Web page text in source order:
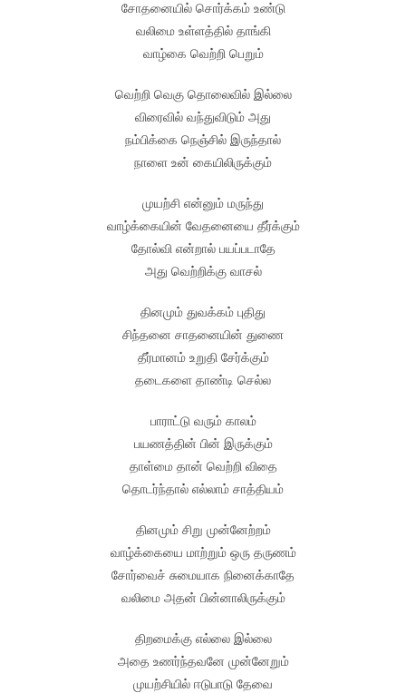
சோதனையில் சொர்க்கம் உண்டு
வலிமை உள்ளத்தில் தாங்கி
வாழ்கை வெற்றி பெறும்
வெற்றி வெகு தொலைவில் இல்லை
விரைவில் வந்துவிடும் அது
நம்பிக்கை நெஞ்சில் இருந்தால்
நாளை உன் கையிலிருக்கும்
முயற்சி என்னும் மருந்து
வாழ்க்கையின் வேதனையை தீர்க்கும்
தோல்வி என்றால் பயப்படாதே
அது வெற்றிக்கு வாசல்
தினமும் துவக்கம் புதிது
சிந்தனை சாதனையின் துணை
தீர்மானம் உறுதி சேர்க்கும்
தடைகளை தாண்டி செல்ல
பாராட்டு வரும் காலம்
பயணத்தின் பின் இருக்கும்
தாள்மை தான் வெற்றி விதை
தொடர்ந்தால் எல்லாம் சாத்தியம்
தினமும் சிறு முன்னேற்றம்
வாழ்க்கையை மாற்றும் ஒரு தருணம்
சோர்வைச் சுமையாக நினைக்காதே
வலிமை அதன் பின்னாலிருக்கும்
திறமைக்கு எல்லை இல்லை
அதை உணர்ந்தவனே முன்னேறும்
முயற்சியில் ஈடுபாடு தேவை